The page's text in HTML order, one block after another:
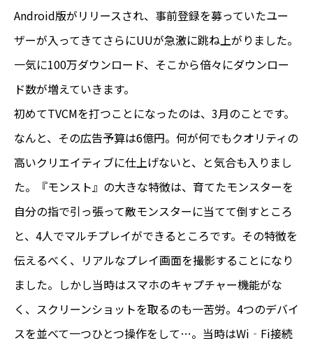
Android版がリリースされ、事前登録を募っていたユー
ザーが入ってきてさらにUUが急激に跳ね上がりました。
一気に100万ダウンロード、そこから倍々にダウンロー
ド数が増えていきます。
初めてTVCMを打つことになったのは、3月のことです。
なんと、その広告予算は6億円。何が何でもクオリティの
高いクリエイティブに仕上げないと、と気合も入りまし
た。『モンスト』の大きな特徴は、育てたモンスターを
自分の指で引っ張って敵モンスターに当てて倒すところ
と、4人でマルチプレイができるところです。その特徴を
伝えるべく、リアルなプレイ画面を撮影することになり
ました。しかし当時はスマホのキャプチャー機能がな
く、スクリーンショットを取るのも一苦労。4つのデバイ
スを並べて一つひとつ操作をして…。当時はWi‐Fi接続